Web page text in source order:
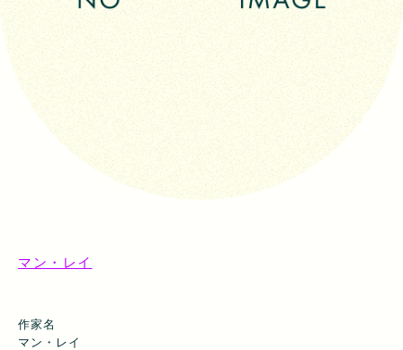
マン・レイ
作家名
マン・レイ